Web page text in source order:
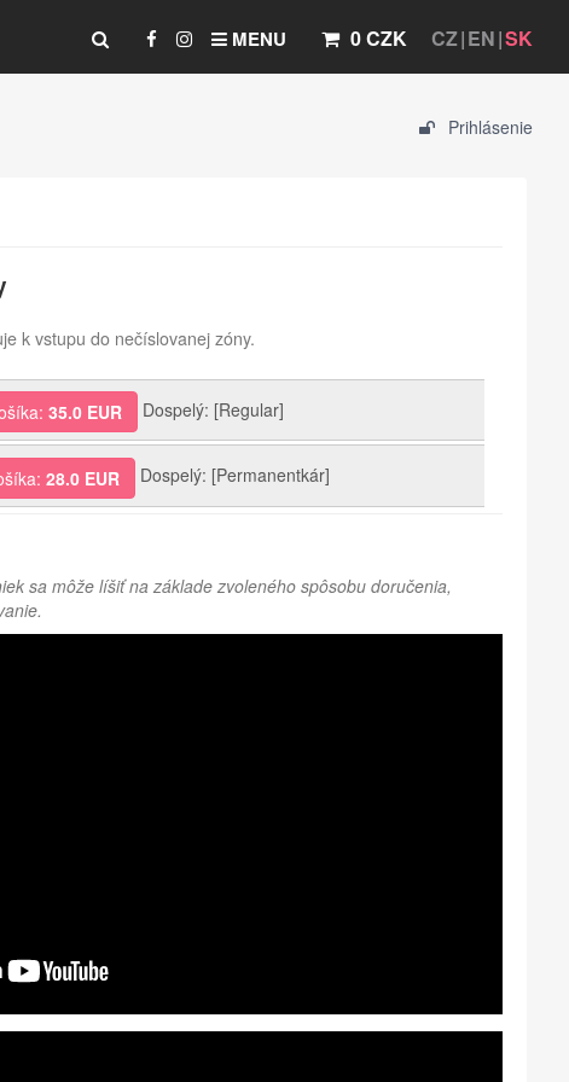
CZ EN SK
0 CZK
MENU
Prihlásenie
k vstupu do nečíslovanej zóny.
35.0 EUR Dospelý: [Regular]
28.0 EUR Dospelý: [Permanentkár]
sa môže líšiť na základe zvoleného spôsobu doručenia,